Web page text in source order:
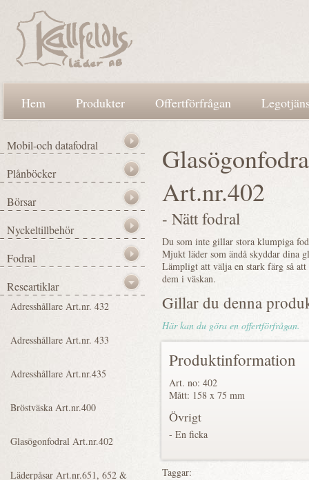
Hem Produkter Offertförfrågan
Art.nr.402
- Nätt fodral
Du som inte gillar stora klumpiga
Mjukt läder som ändå skyddar dina
Lämpligt att välja en stark färg så
dem i väskan.
Gillar du denna
Här kan du göra en offertförfrågan.
Produktinformation
Art. no: 402
Mått: 158 x 75 mm
Övrigt
- En ficka
Taggar: